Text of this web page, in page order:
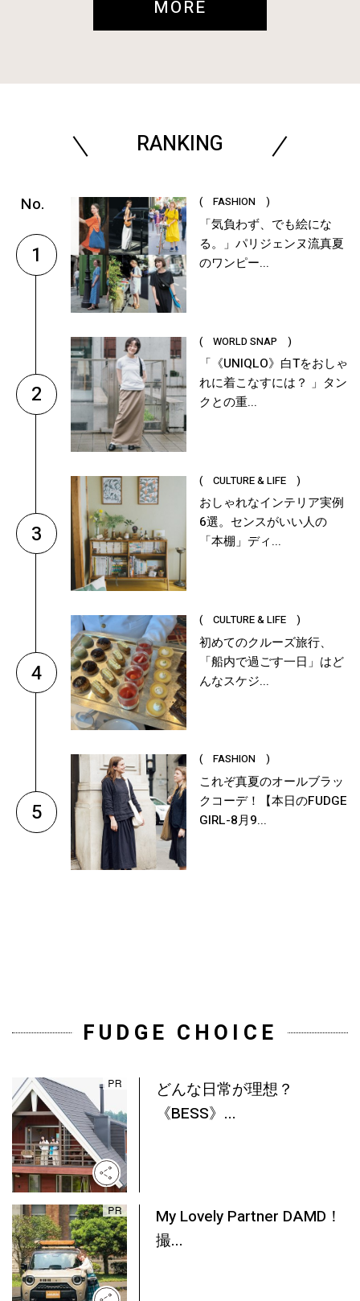
MORE
RANKING
1
( FASHION )
「気負わず、でも絵にな
る。」パリジェンヌ流真夏
のワンピー...
2
( WORLD SNAP )
「《UNIQLO》白Tをおしゃ
れに着こなすには？ 」タン
クとの重...
3
( CULTURE & LIFE )
おしゃれなインテリア実例
6選。センスがいい人の
「本棚」ディ...
4
( CULTURE & LIFE )
初めてのクルーズ旅行、
「船内で過ごす一日」はど
んなスケジ...
5
( FASHION )
これぞ真夏のオールブラッ
クコーデ！【本日のFUDGE
GIRL-8月9...
FUDGE CHOICE
どんな日常が理想？
《BESS》...
My Lovely Partner DAMD！
撮...